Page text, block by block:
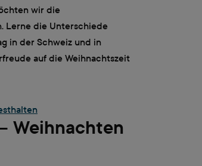
wir die
Lerne die Unterschiede
in der Schweiz und in
auf die Weihnachtszeit
Weihnachten